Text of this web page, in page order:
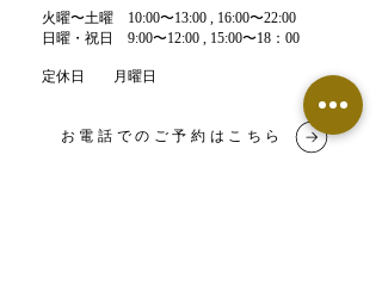
​火曜〜土曜 10:00〜13:00 , 16:00〜22:00​
​日曜・祝日 9:00〜12:00 , 15:00〜18：00
定休日 月曜日
お電話でのご予約はこちら